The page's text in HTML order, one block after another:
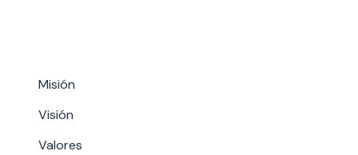
Misión
Visión
Valores